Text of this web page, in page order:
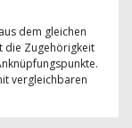
dem gleichen
die Zugehörigkeit
vergleichbaren